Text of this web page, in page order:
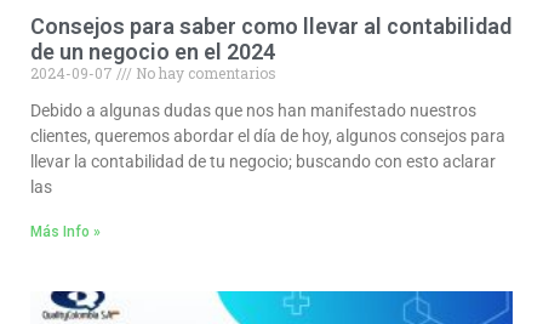
Consejos para saber como llevar al contabilidad
de un negocio en el 2024
2024-09-07
No hay comentarios
Debido a algunas dudas que nos han manifestado nuestros
clientes, queremos abordar el día de hoy, algunos consejos para
llevar la contabilidad de tu negocio; buscando con esto aclarar
las
Más Info »